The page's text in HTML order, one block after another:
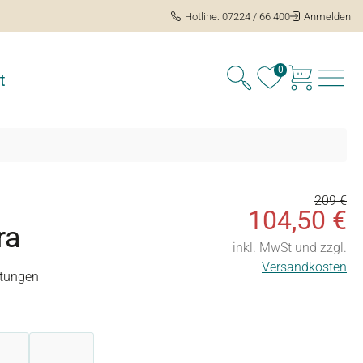
Hotline: 07224 / 66 400 Anmelden
0
104,50 €
209 €
inkl. MwSt und zzgl.
Versandkosten